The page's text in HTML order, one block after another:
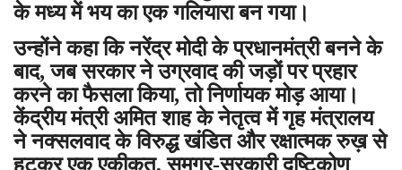
के मध्य में भय का एक गलियारा बन गया।
उन्होंने कहा कि नरेंद्र मोदी के प्रधानमंत्री बनने के
बाद, जब सरकार ने उग्रवाद की जड़ों पर प्रहार
करने का फैसला किया, तो निर्णायक मोड़ आया।
केंद्रीय मंत्री अमित शाह के नेतृत्व में गृह मंत्रालय
ने नक्सलवाद के विरुद्ध खंडित और रक्षात्मक रुख़ से
हटकर एक एकीकृत, समग्र-सरकारी दृष्टिकोण